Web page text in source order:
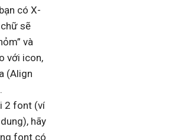
có X-
sẽ
và
với icon,
(Align
2 font (ví
hãy
font có